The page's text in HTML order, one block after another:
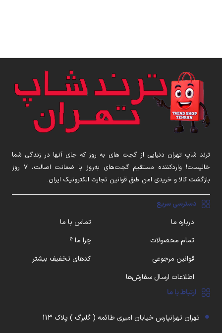
ترند شاپ تهران دنیایی از گجت های به روز که جای آنها در زندگی شما
خالیست! واردکننده مستقیم گجت‌های به‌روز با ضمانت اصالت، ۷ روز
بازگشت کالا و خریدی امن طبق قوانین تجارت الکترونیک ایران.
دسترسی سریع
درباره ما
تماس با ما
تمام محصولات
چرا ما ؟
قوانین مرجوعی
کدهای تخفیف بیشتر
اطلاعات ارسال سفارش‌ها
ارتباط با ما
تهران تهرانپارس خیابان امیری طائمه ( گلبرگ ) پلاک 113